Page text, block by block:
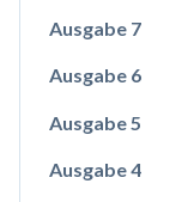
Ausgabe 7
Ausgabe 6
Ausgabe 5
Ausgabe 4